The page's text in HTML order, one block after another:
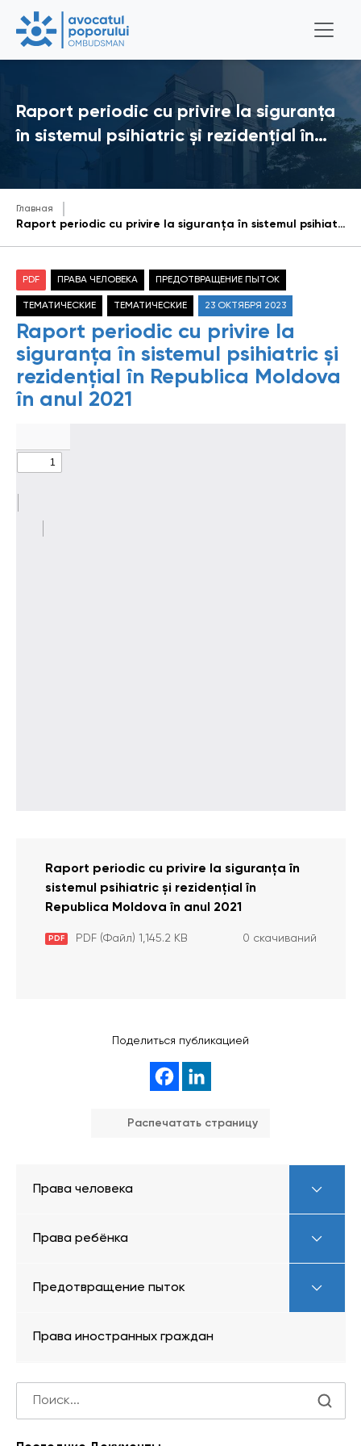
Raport periodic cu privire la siguranța
în sistemul psihiatric și rezidențial în…
Главная
Raport periodic cu privire la siguranța în sistemul psihiatric și rezidențial în Republica Moldova în anul 2021
PDF ПРАВА ЧЕЛОВЕКА ПРЕДОТВРАЩЕНИЕ ПЫТОК
ТЕМАТИЧЕСКИЕ ТЕМАТИЧЕСКИЕ 23 ОКТЯБРЯ 2023
Raport periodic cu privire la
siguranța în sistemul psihiatric și
rezidențial în Republica Moldova
în anul 2021
Raport periodic cu privire la siguranța în
sistemul psihiatric și rezidențial în
Republica Moldova în anul 2021
PDF PDF (Файл) 1,145.2 KB 0 скачиваний
Поделиться публикацией
Распечатать страницу
Права человека
Права ребёнка
Предотвращение пыток
Права иностранных граждан